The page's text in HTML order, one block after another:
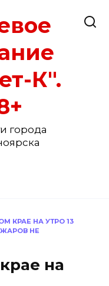
К".
города
КРАЕ НА УТРО 13
НЕ
на